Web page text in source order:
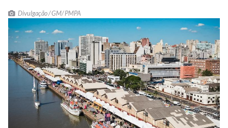
Divulgação / GM/ PMPA